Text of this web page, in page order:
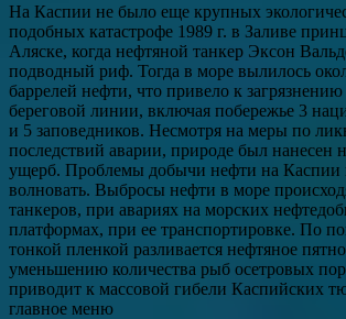
На Каспии не было еще крупных
подобных катастрофе 1989 г. в Заливе
Аляске, когда нефтяной танкер Эксон
подводный риф. Тогда в море вылилось
баррелей нефти, что привело к
береговой линии, включая побережье 3
и 5 заповедников. Несмотря на меры по
последствий аварии, природе был нанесен
ущерб. Проблемы добычи нефти на Каспии
волновать. Выбросы нефти в море
танкеров, при авариях на морских
платформах, при ее транспортировке. По
тонкой пленкой разливается нефтяное
уменьшению количества рыб осетровых
приводит к массовой гибели Каспийских
главное меню